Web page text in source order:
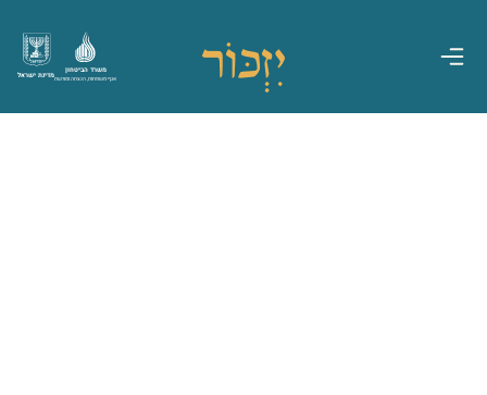
מדינת ישראל
משרד הביטחון
אגף משפחות, הנצחה ומורשת